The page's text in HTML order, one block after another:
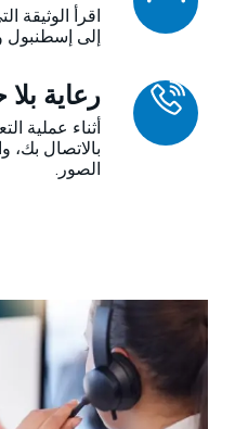
اقرأ الوثيقة
إلى إسطنبول
رعاية
أثناء عملية
بالاتصال
الصور.